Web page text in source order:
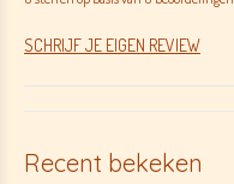
SCHRIJF JE EIGEN REVIEW
Recent bekeken